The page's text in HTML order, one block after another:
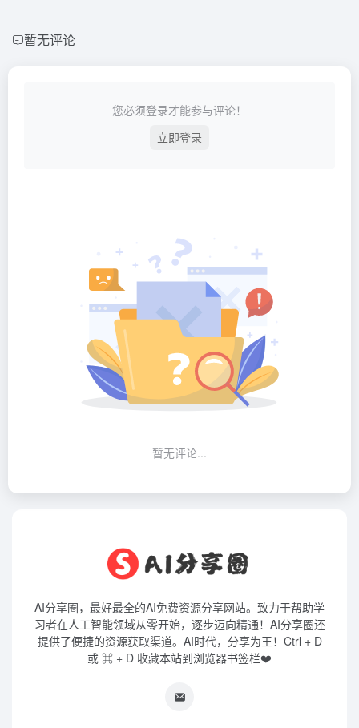
暂无评论
您必须登录才能参与评论！
立即登录
暂无评论...
AI分享圈，最好最全的AI免费资源分享网站。致力于帮助学
习者在人工智能领域从零开始，逐步迈向精通！AI分享圈还
提供了便捷的资源获取渠道。AI时代，分享为王！Ctrl + D
或 ⌘ + D 收藏本站到浏览器书签栏❤️